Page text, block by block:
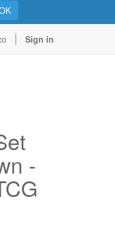
Sign in
-